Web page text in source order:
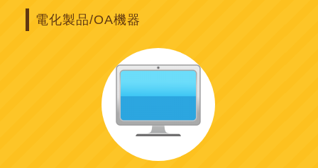
電化製品/OA機器